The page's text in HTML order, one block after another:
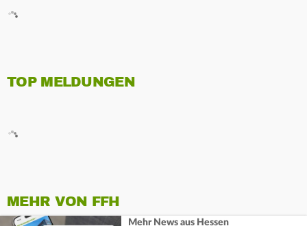
TOP MELDUNGEN
MEHR VON FFH
Mehr News aus Hessen